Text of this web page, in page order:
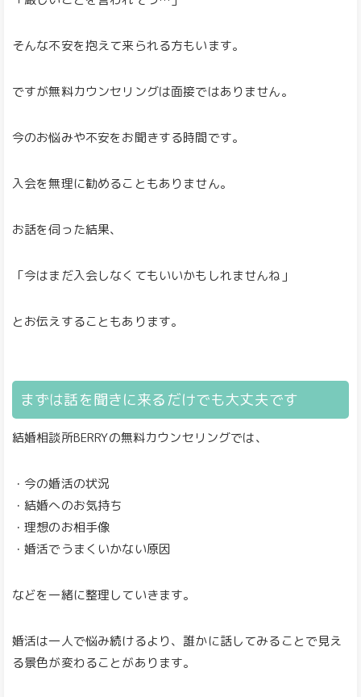
そんな不安を抱えて来られる方もいます。
ですが無料カウンセリングは面接ではありません。
今のお悩みや不安をお聞きする時間です。
入会を無理に勧めることもありません。
お話を伺った結果、
「今はまだ入会しなくてもいいかもしれませんね」
とお伝えすることもあります。
まずは話を聞きに来るだけでも大丈夫です
結婚相談所BERRYの無料カウンセリングでは、
・今の婚活の状況
・結婚へのお気持ち
・理想のお相手像
・婚活でうまくいかない原因
などを一緒に整理していきます。
婚活は一人で悩み続けるより、誰かに話してみることで見え
る景色が変わることがあります。